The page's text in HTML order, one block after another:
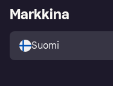
Tutustu kauppoihin
Ostajan turva
Kirjaudu sisään yrityksenä
Markkina
Suomi